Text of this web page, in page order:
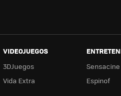
VIDEOJUEGOS
3DJuegos
Vida Extra
Sensacine
Espinof